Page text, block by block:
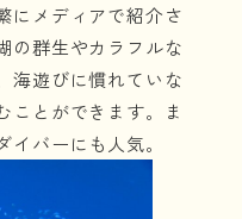
にメディアで紹介さ
の群生やカラフルな
海遊びに慣れていな
ことができます。ま
バーにも人気。